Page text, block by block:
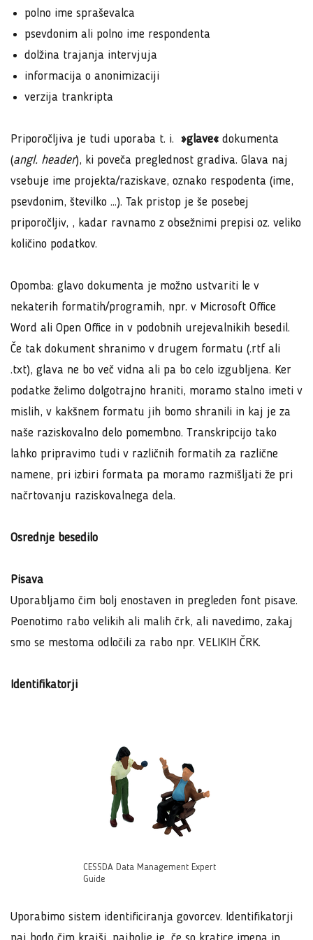
polno ime spraševalca
psevdonim ali polno ime respondenta
dolžina trajanja intervjuja
informacija o anonimizaciji
verzija trankripta
Priporočljiva je tudi uporaba t. i. »glave« dokumenta
(angl. header), ki poveča preglednost gradiva. Glava naj
vsebuje ime projekta/raziskave, oznako respodenta (ime,
psevdonim, številko …). Tak pristop je še posebej
priporočljiv, , kadar ravnamo z obsežnimi prepisi oz. veliko
količino podatkov.
Opomba: glavo dokumenta je možno ustvariti le v
nekaterih formatih/programih, npr. v Microsoft Office
Word ali Open Office in v podobnih urejevalnikih besedil.
Če tak dokument shranimo v drugem formatu (.rtf ali
.txt), glava ne bo več vidna ali pa bo celo izgubljena. Ker
podatke želimo dolgotrajno hraniti, moramo stalno imeti v
mislih, v kakšnem formatu jih bomo shranili in kaj je za
naše raziskovalno delo pomembno. Transkripcijo tako
lahko pripravimo tudi v različnih formatih za različne
namene, pri izbiri formata pa moramo razmišljati že pri
načrtovanju raziskovalnega dela.
Osrednje besedilo
Pisava
Uporabljamo čim bolj enostaven in pregleden font pisave.
Poenotimo rabo velikih ali malih črk, ali navedimo, zakaj
smo se mestoma odločili za rabo npr. VELIKIH ČRK.
Identifikatorji
CESSDA Data Management Expert
Guide
Uporabimo sistem identificiranja govorcev. Identifikatorji